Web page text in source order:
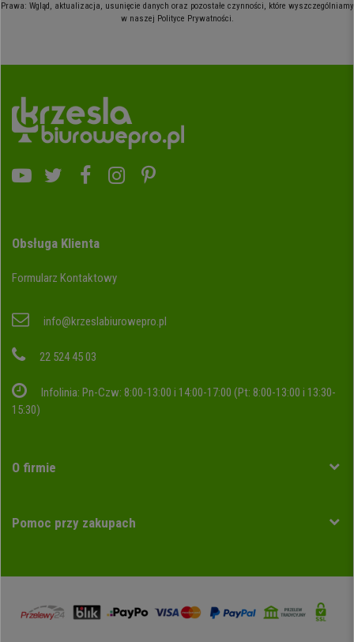
Prawa: Wgląd, aktualizacja, usunięcie danych oraz pozostałe czynności, które wyszczególniamy
w naszej Polityce Prywatności.
Obsługa Klienta
Formularz Kontaktowy
info@krzeslabiurowepro.pl
22 524 45 03
Infolinia: Pn-Czw: 8:00-13:00 i 14:00-17:00 (Pt: 8:00-13:00 i 13:30-
15:30)
O firmie
Pomoc przy zakupach